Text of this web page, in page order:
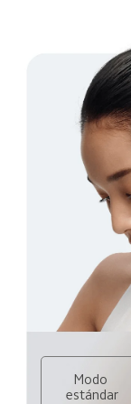
Modo
estándar